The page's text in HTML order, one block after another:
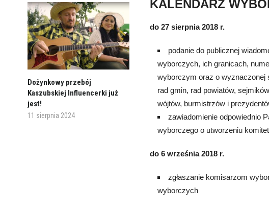
Dożynkowy przebój
Kaszubskiej Influencerki już
jest!
11 sierpnia 2024
KALENDARZ
do 27 sierpnia 2018 r.
podanie do publicznej
wyborczych, ich granicach,
wyborczym oraz o wyznaczonej
rad gmin, rad powiatów,
wójtów, burmistrzów i
zawiadomienie odpowiednio
wyborczego o utworzeniu
do 6 września 2018 r.
zgłaszanie komisarzom
wyborczych